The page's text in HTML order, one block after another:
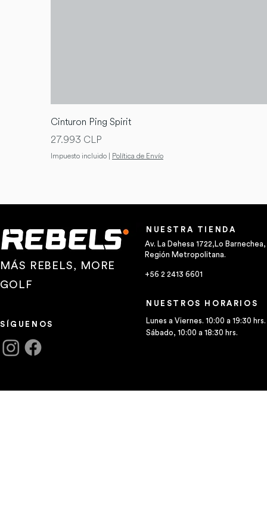
Cinturon Ping Spirit
Precio
27.993 CLP
Impuesto incluido | Política de Envío
MÁS REBELS, MORE
GOLF
SÍGUENOS
NUESTRA TIENDA
Av. La Dehesa 1722,Lo Barnechea,
Región Metropolitana.
+56 2 2413 6601
NUESTROS HORARIOS
Lunes a Viernes. 10:00 a 19:30 hrs.
Sábado, 10:00 a 18:30 hrs.